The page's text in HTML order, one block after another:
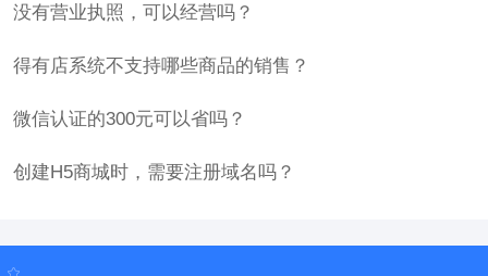
没有营业执照，可以经营吗？
得有店系统不支持哪些商品的销售？
微信认证的300元可以省吗？
创建H5商城时，需要注册域名吗？